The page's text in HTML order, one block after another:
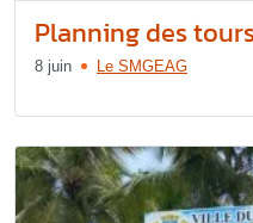
Planning des
8 juin Le SMGEAG